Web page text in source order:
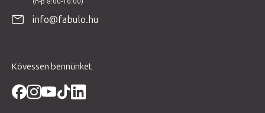
info@fabulo.hu
Kövessen bennünket